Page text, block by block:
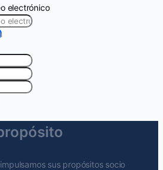
electrónico
sus propósitos socio